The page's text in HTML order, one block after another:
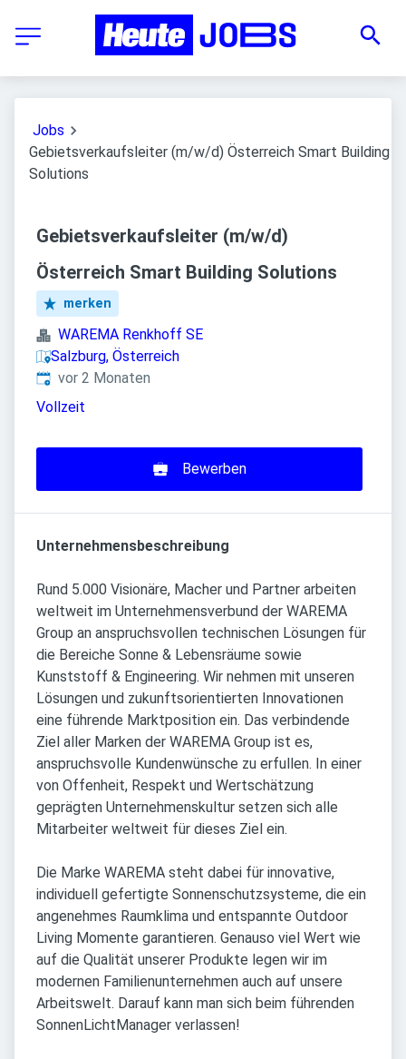
Jobs
Gebietsverkaufsleiter (m/w/d) Österreich Smart Building
Solutions
Gebietsverkaufsleiter (m/w/d)
Österreich Smart Building Solutions
merken
WAREMA Renkhoff SE
Salzburg, Österreich
Veröffentlicht:
vor 2 Monaten
Vollzeit
Bewerben
Unternehmensbeschreibung
Rund 5.000 Visionäre, Macher und Partner arbeiten
weltweit im Unternehmensverbund der WAREMA
Group an anspruchsvollen technischen Lösungen für
die Bereiche Sonne & Lebensräume sowie
Kunststoff & Engineering. Wir nehmen mit unseren
Lösungen und zukunftsorientierten Innovationen
eine führende Marktposition ein. Das verbindende
Ziel aller Marken der WAREMA Group ist es,
anspruchsvolle Kundenwünsche zu erfullen. In einer
von Offenheit, Respekt und Wertschätzung
geprägten Unternehmenskultur setzen sich alle
Mitarbeiter weltweit für dieses Ziel ein.
Die Marke WAREMA steht dabei für innovative,
individuell gefertigte Sonnenschutzsysteme, die ein
angenehmes Raumklima und entspannte Outdoor
Living Momente garantieren. Genauso viel Wert wie
auf die Qualität unserer Produkte legen wir im
modernen Familienunternehmen auch auf unsere
Arbeitswelt. Darauf kann man sich beim führenden
SonnenLichtManager verlassen!